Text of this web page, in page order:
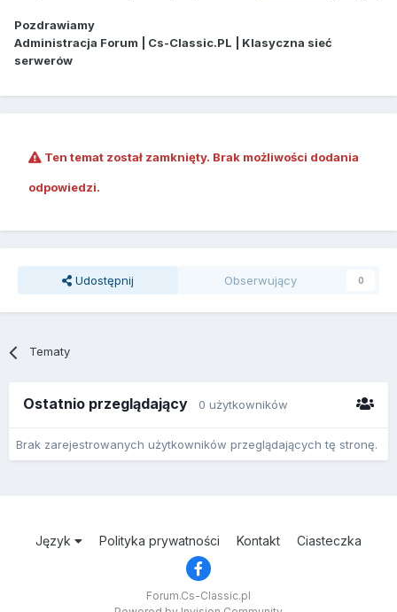
Pozdrawiamy
Administracja Forum | Cs-Classic.PL | Klasyczna sieć
serwerów
Ten temat został zamknięty. Brak możliwości dodania
odpowiedzi.
Udostępnij Obserwujący 0
Tematy
Ostatnio przeglądający 0 użytkowników
Brak zarejestrowanych użytkowników przeglądających tę stronę.
Język Polityka prywatności Kontakt Ciasteczka
Forum.Cs-Classic.pl